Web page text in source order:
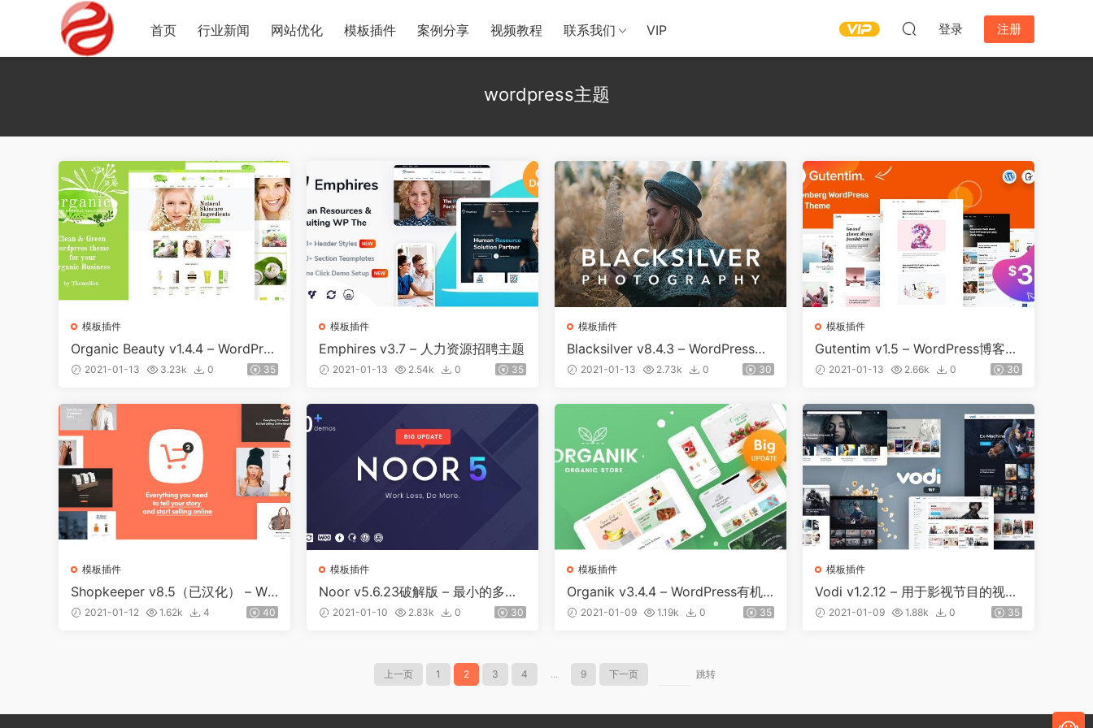
首页 行业新闻 网站优化 模板插件 案例分享 视频教程 联系我们 VIP 登录 注册
wordpress主题
模板插件
Organic Beauty v1.4.4 – WordPres
s化妆品商城主题
2021-01-13 3.23k 0 35
模板插件
Emphires v3.7 – 人力资源招聘主题
2021-01-13 2.54k 0 35
模板插件
Blacksilver v8.4.3 – WordPress摄
影主题
2021-01-13 2.73k 0 30
模板插件
Gutentim v1.5 – WordPress博客主
题 2021-01-13 2.66k 0 30
模板插件
Shopkeeper v8.5（已汉化） – Wo
oCommerce的电子商务主题
2021-01-12 1.62k 4 40
模板插件
Noor v5.6.23破解版 – 最小的多功
能WordPress主题
2021-01-10 2.83k 0 30
模板插件
Organik v3.4.4 – WordPress有机
食品商店主题
2021-01-09 1.19k 0 35
模板插件
Vodi v1.2.12 – 用于影视节目的视频
WordPress主题
2021-01-09 1.88k 0 35
上一页 1 2 3 4 ... 9 下一页 跳转